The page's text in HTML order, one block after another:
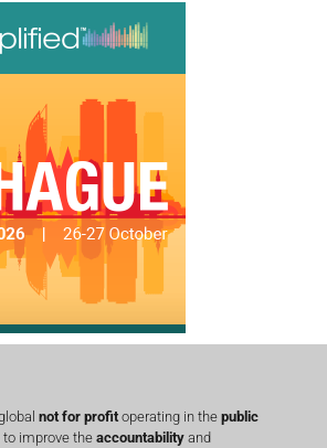
not for profitoperating in the public
to improve theaccountability and